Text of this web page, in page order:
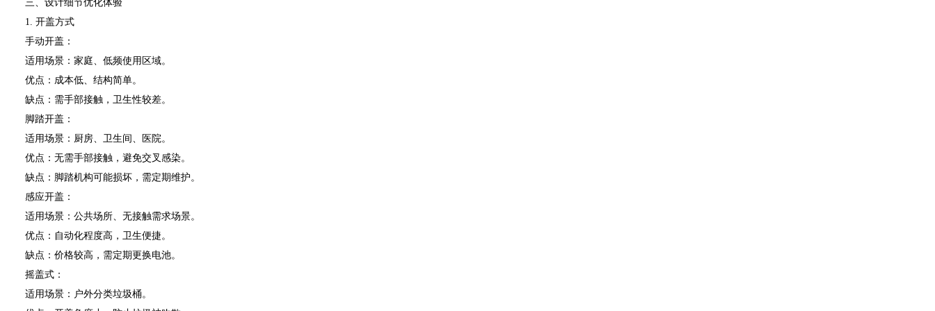
三、设计细节优化体验
1. 开盖方式
手动开盖：
适用场景：家庭、低频使用区域。
优点：成本低、结构简单。
缺点：需手部接触，卫生性较差。
脚踏开盖：
适用场景：厨房、卫生间、医院。
优点：无需手部接触，避免交叉感染。
缺点：脚踏机构可能损坏，需定期维护。
感应开盖：
适用场景：公共场所、无接触需求场景。
优点：自动化程度高，卫生便捷。
缺点：价格较高，需定期更换电池。
摇盖式：
适用场景：户外分类垃圾桶。